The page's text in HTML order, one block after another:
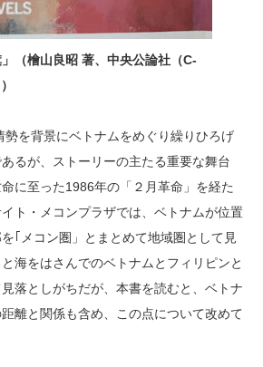
」（檜山良昭 著、中央公論社（C-
勢を背景にベトナムをめぐり繰りひろげ
るが、ストーリーの主たる重要な舞台
に至った1986年の「２月革命」を経た
ト・メコンプラザでは、ベトナムが位置
｢メコン圏」とまとめて地域圏として見
海をはさんでのベトナムとフィリピンと
落としがちだが、本書を読むと、ベトナ
離と関係も含め、この点について改めて